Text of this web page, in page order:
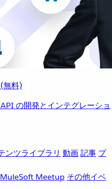
無料)
の開発とインテグレーショ
ンツライブラリ 動画記事 プ
MuleSoft Meetup その他イベ